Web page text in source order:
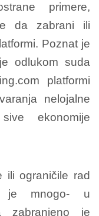
primere,
da zabrani ili
Poznat je
odlukom suda
platformi
nelojalne
ekonomije
ili ograničile rad
je mnogo- u
zabranjeno je